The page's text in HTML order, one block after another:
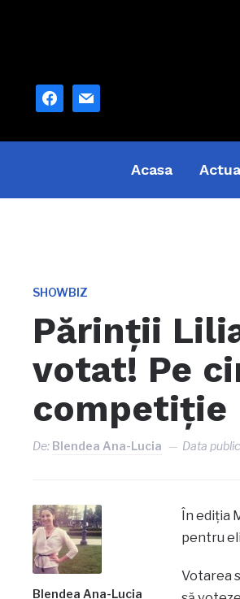
facebook
mail
Acasa
SHOWBIZ
Părinții
votat! Pe
competiție
De: Blendea Ana-Lucia Data
Blendea Ana-Lucia
În ediția
pentru
Votarea